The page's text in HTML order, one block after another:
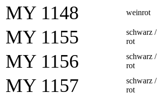
MY 1148 weinrot
MY 1155
schwarz /
rot
MY 1156
schwarz /
rot
MY 1157
schwarz /
rot